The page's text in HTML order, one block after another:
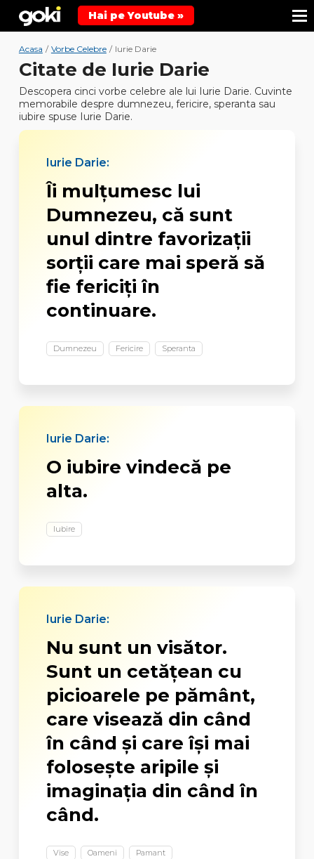
Hai pe Youtube »
Acasa / Vorbe Celebre / Iurie Darie
Citate de Iurie Darie
Descopera cinci vorbe celebre ale lui Iurie Darie. Cuvinte
memorabile despre dumnezeu, fericire, speranta sau
iubire spuse Iurie Darie.
Iurie Darie:
Îi mulţumesc lui
Dumnezeu, că sunt
unul dintre favorizaţii
sorţii care mai speră să
fie fericiţi în
continuare.
Dumnezeu Fericire Speranta
Iurie Darie:
O iubire vindecă pe
alta.
Iubire
Iurie Darie:
Nu sunt un visător.
Sunt un cetăţean cu
picioarele pe pământ,
care visează din când
în când şi care îşi mai
foloseşte aripile şi
imaginaţia din când în
când.
Vise Oameni Pamant